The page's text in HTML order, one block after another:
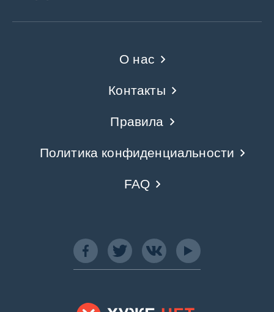
О нас
Контакты
Правила
Политика конфиденциальности
FAQ